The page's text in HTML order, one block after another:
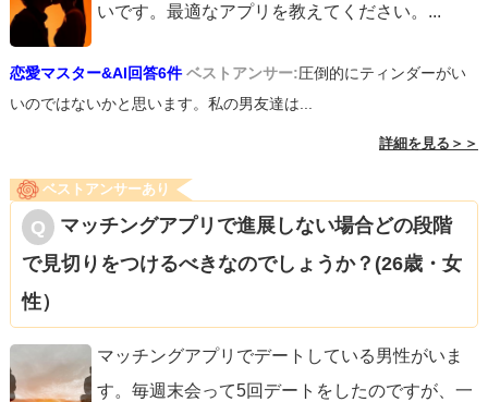
いです。最適なアプリを教えてください。 ...
恋愛マスター&AI回答6件 ベストアンサー:圧倒的にティンダーがい
いのではないかと思います。私の男友達は...
詳細を見る＞＞
ベストアンサーあり
マッチングアプリで進展しない場合どの段階
で見切りをつけるべきなのでしょうか？(26歳・女
性）
マッチングアプリでデートしている男性がいま
す。毎週末会って5回デートをしたのですが、一